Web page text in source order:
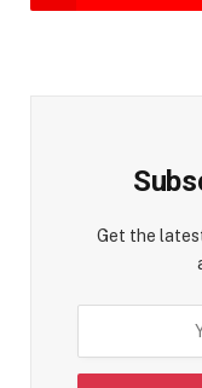
Get the